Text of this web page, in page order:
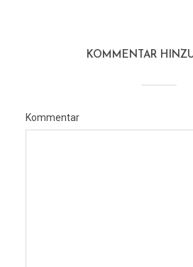
KOMMENTAR
Kommentar